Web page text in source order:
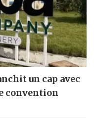
un cap avec
convention